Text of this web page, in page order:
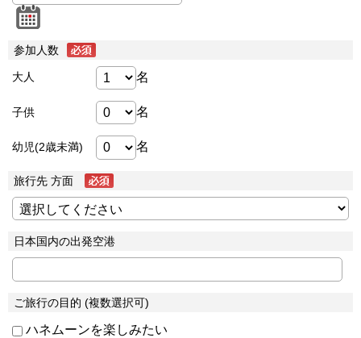
参加人数
大人 名
子供 名
幼児(2歳未満) 名
旅行先 方面
日本国内の出発空港
ご旅行の目的 (複数選択可)
ハネムーンを楽しみたい